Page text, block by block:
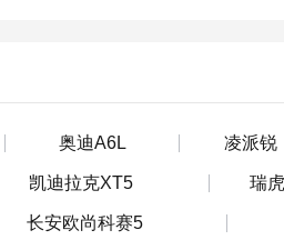
奥迪A6L 凌派锐
凯迪拉克XT5 瑞
长安欧尚科赛5